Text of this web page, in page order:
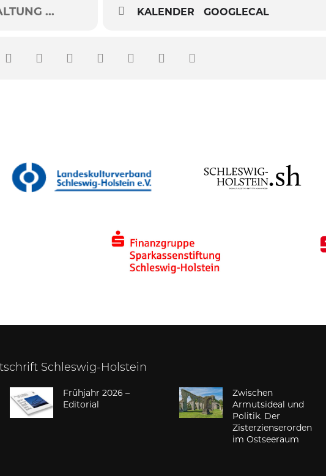
... KALENDER GOOGLECAL
Schleswig-Holstein
Frühjahr 2026 –
Editorial
Zwischen
Armutsideal und
Politik. Der
Zisterzienserorden
im Ostseeraum